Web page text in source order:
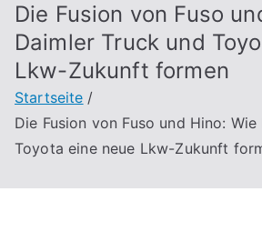
Die Fusion von Fuso
Daimler Truck und
Lkw-Zukunft formen
Startseite
Die Fusion von Fuso und Hino:
Toyota eine neue Lkw-Zukunft